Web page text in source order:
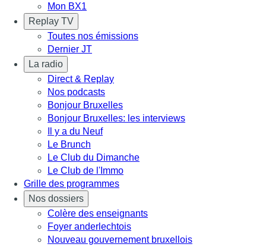
Mon BX1
Replay TV
Toutes nos émissions
Dernier JT
La radio
Direct & Replay
Nos podcasts
Bonjour Bruxelles
Bonjour Bruxelles: les interviews
Il y a du Neuf
Le Brunch
Le Club du Dimanche
Le Club de l'Immo
Grille des programmes
Nos dossiers
Colère des enseignants
Foyer anderlechtois
Nouveau gouvernement bruxellois